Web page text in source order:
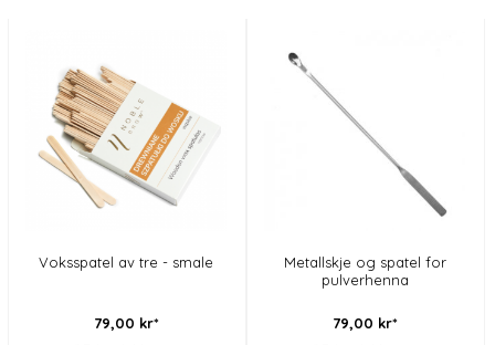
Voksspatel av tre - smale
79,00 kr*
Metallskje og spatel for
pulverhenna
79,00 kr*